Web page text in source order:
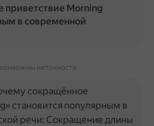
Morning
в современной
неточности
сокращённое
становится популярным в
речи: Сокращение длины